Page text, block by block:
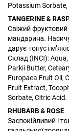
Potassium Sorbate,
TANGERINE &
Свіжий
мандарина.
дарує тонус і
Склад (INCI):
Parkii Butter,
Europaea Fruit Oil,
Fruit Extract,
Sorbate, Citric Acid.
RHUBARB & ROSE
Заспокійливий і